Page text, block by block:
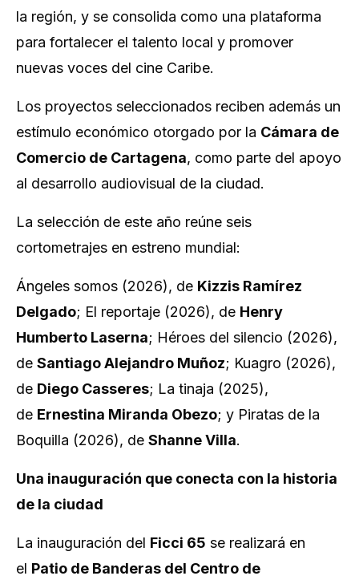
la región, y se consolida como una plataforma
para fortalecer el talento local y promover
nuevas voces del cine Caribe.
Los proyectos seleccionados reciben además un
estímulo económico otorgado por la Cámara de
Comercio de Cartagena, como parte del apoyo
al desarrollo audiovisual de la ciudad.
La selección de este año reúne seis
cortometrajes en estreno mundial:
Ángeles somos (2026), de Kizzis Ramírez
Delgado; El reportaje (2026), de Henry
Humberto Laserna; Héroes del silencio (2026),
de Santiago Alejandro Muñoz; Kuagro (2026),
de Diego Casseres; La tinaja (2025),
de Ernestina Miranda Obezo; y Piratas de la
Boquilla (2026), de Shanne Villa.
Una inauguración que conecta con la historia
de la ciudad
La inauguración del Ficci 65 se realizará en
el Patio de Banderas del Centro de